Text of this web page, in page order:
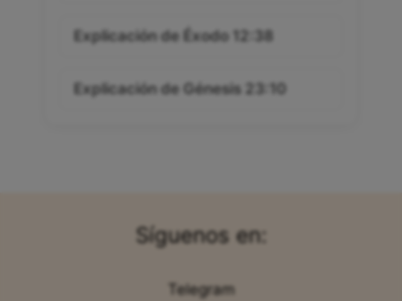
Explicación de Éxodo 12:38
Explicación de Génesis 23:10
Síguenos en:
Telegram